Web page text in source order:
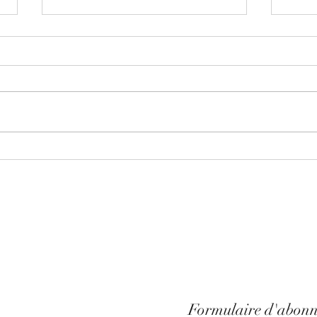
Gestoria cerrada del 23 al 25 de
forma para atacar en breve la
Formulaire